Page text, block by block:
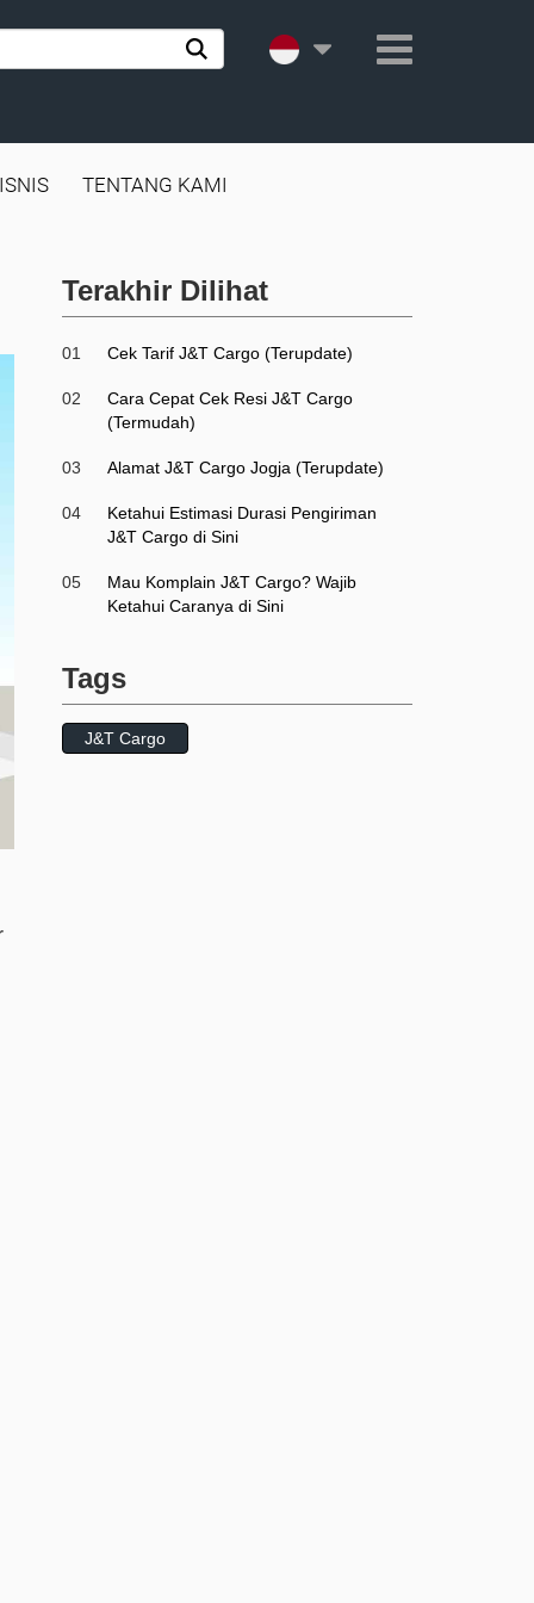
TENTANG KAMI
Terakhir Dilihat
01 Cek Tarif J&T Cargo (Terupdate)
02
Cara Cepat Cek Resi J&T Cargo
(Termudah)
03 Alamat J&T Cargo Jogja (Terupdate)
04
Ketahui Estimasi Durasi Pengiriman
J&T Cargo di Sini
05
Mau Komplain J&T Cargo? Wajib
Ketahui Caranya di Sini
Tags
J&T Cargo